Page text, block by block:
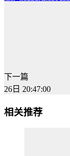
下一篇
26日 20:47:00
相关推荐